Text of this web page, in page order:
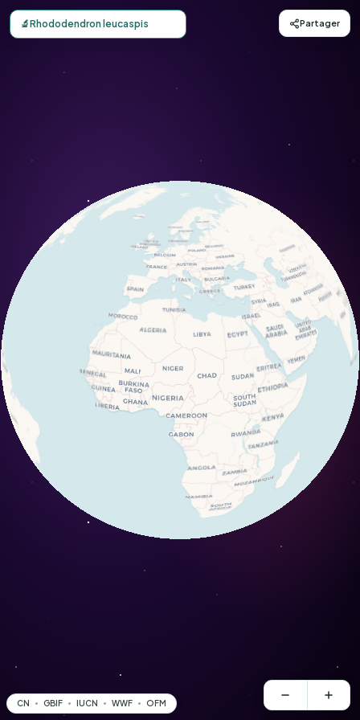
Carte d'observation du Rhododendron leucaspis
🔬Rhododendron leucaspis Partager
CN GBIF IUCN WWF OFM